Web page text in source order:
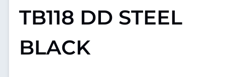
TB118 DD STEEL
BLACK